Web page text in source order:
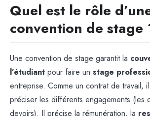
Quel est le rôle
convention de stage
Une convention de stage garantit la
l’étudiant pour faire un stage
entreprise. Comme un contrat de travail,
préciser les différents engagements (les
devoirs). Il précise la rémunération, la